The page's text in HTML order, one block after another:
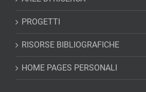
PROGETTI
RISORSE BIBLIOGRAFICHE
HOME PAGES PERSONALI